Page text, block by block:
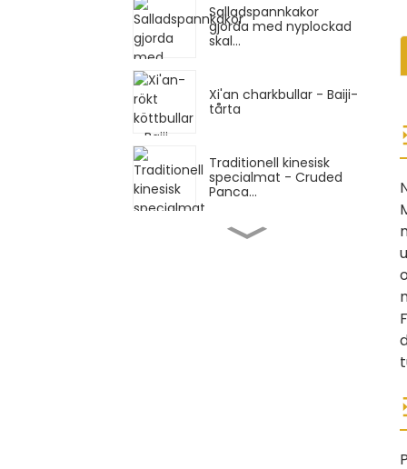
Salladspannkakor
gjorda med nyplockad
skal...
Xi'an charkbullar - Baiji-
tårta
Traditionell kinesisk
specialmat - Cruded
Panca...
Traditionell kinesisk